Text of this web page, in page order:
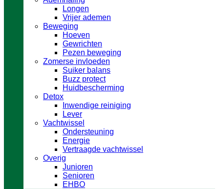
Longen
Vrijer ademen
Beweging
Hoeven
Gewrichten
Pezen beweging
Zomerse invloeden
Suiker balans
Buzz protect
Huidbescherming
Detox
Inwendige reiniging
Lever
Vachtwissel
Ondersteuning
Energie
Vertraagde vachtwissel
Overig
Junioren
Senioren
EHBO